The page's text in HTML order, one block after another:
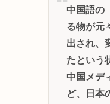
中国語の
る物が元
出され、
たという
中国メデ
ど、日本